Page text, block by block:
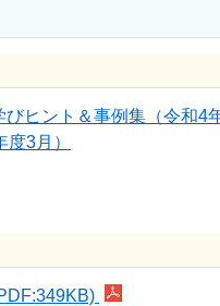
ヒント＆事例集（令和4
3月）